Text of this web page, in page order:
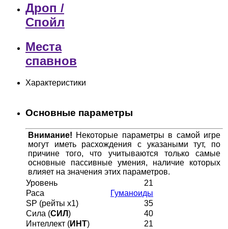
Дроп /
Спойл
Места
спавнов
Характеристики
Основные параметры
Внимание! Некоторые параметры в самой игре
могут иметь расхождения с указаными тут, по
причине того, что учитываются только самые
основные пассивные умения, наличие которых
влияет на значения этих параметров.
Уровень
21
Раса
Гуманоиды
SP (рейты х1)
35
Сила (СИЛ)
40
Интеллект (ИНТ)
21